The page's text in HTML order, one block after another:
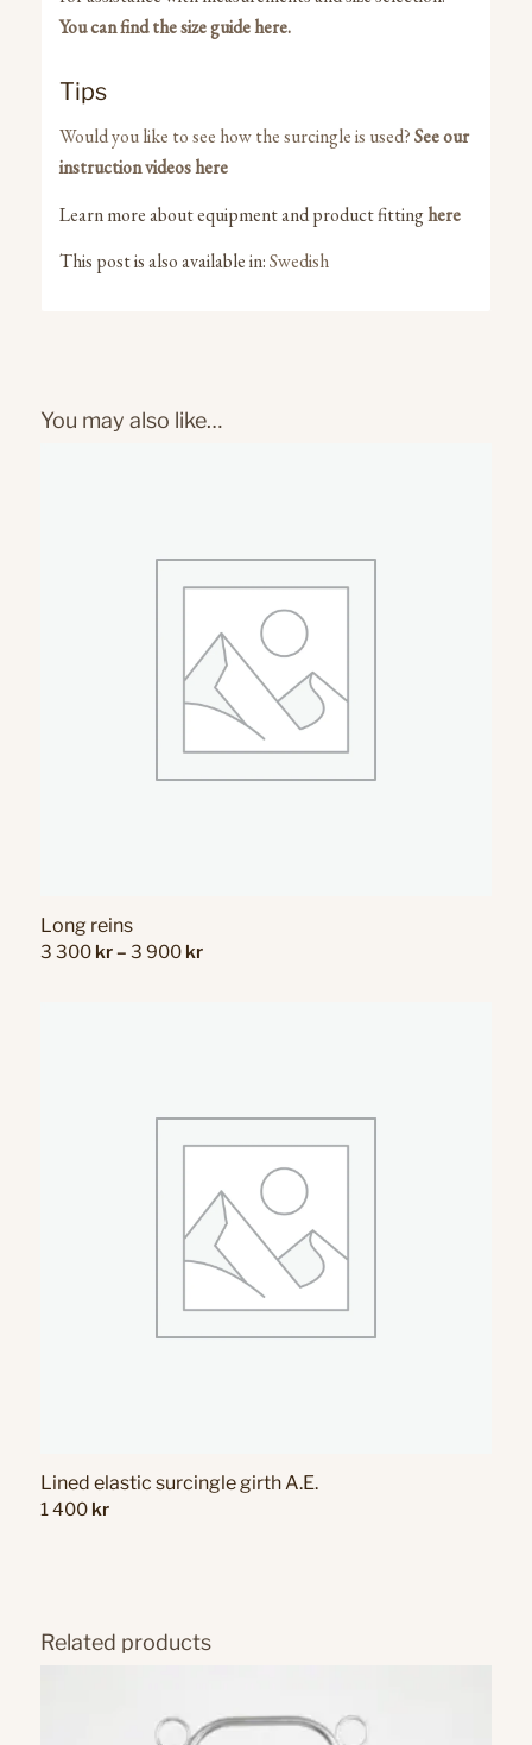
You can find the size guide here.
Tips
Would you like to see how the surcingle is used?See our
instruction videos here
Learn more about equipment and product fittinghere
This post is also available in:Swedish
You may also like…
Long reins
3 300 kr– 3 900 krPrice
900 kr
Lined elastic surcingle girth A.E.
1 400 kr
Related products